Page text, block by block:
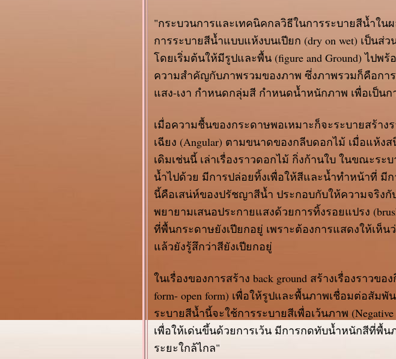
"กระบวนการและเทคนิคกลวิธีในการระบายสีน้ำใน
การระบายสีน้ำแบบแห้งบนเปียก (dry on wet) เป็น
ดยเริ่มต้นให้มีรูปและพื้น (figure and Ground) ไป
ความสำคัญกับภาพรวมของภาพ ซึ่งภาพรวมก็คือกา
สง-เงา กำหนดกลุ่มสี กำหนดน้ำหนักภาพ เพื่อเป็น
เมื่อความชื้นของกระดาษพอเหมาะก็จะระบายสร้า
เฉียง (Angular) ตามขนาดของกลีบดอกไม้ เมื่อแห้
เดิมเช่นนี้ เล่าเรื่องราวดอกไม้ กิ่งก้านใบ ในขณะร
น้ำไปด้วย มีการปล่อยทิ้งเพื่อให้สีและน้ำทำหน้าที่ มี
นี้คือเสน่ห์ของปรัชญาสีน้ำ ประกอบกับให้ความจริง
พยายามเสนอประกายแสงด้วยการทิ้งรอยแปรง
ที่พื้นกระดาษยังเปียกอยู่ เพราะต้องการแสดงให้เห็
ล้วยังรู้สึกว่าสียังเปียกอยู่
นเรื่องของการสร้าง back ground สร้างเรื่องราวข
form- open form) เพื่อให้รูปและพื้นภาพเชื่อมต่อสัม
ระบายสีน้ำนี้จะใช้การระบายสีเพื่อเว้นภาพ
เพื่อให้เด่นขึ้นด้วยการเว้น มีการกดทับน้ำหนักสีที่พื้น
ระยะใกล้ไกล"